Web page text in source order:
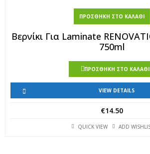
ΠΡΟΣΘΉΚΗ ΣΤΟ ΚΑΛΆΘΙ
Βερνίκι Για Laminate
750ml
ΠΡΟΣΘΉΚΗ ΣΤΟ ΚΑΛΆΘΙ
VIEW DETAILS
€14.50
QUICK VIEW ADD